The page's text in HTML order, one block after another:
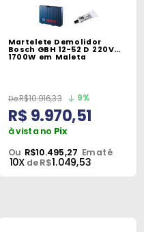
Martelete Demolidor
Bosch GBH 12-52 D 220V
1700W em Maleta
R$10.916,33 9%
R$ 9.970,51
à vista no Pix
Ou R$10.495,27 Em até
10X de R$1.049,53